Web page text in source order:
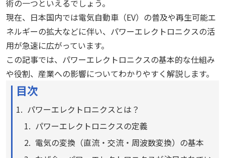
術の一つといえるでしょう。
現在、日本国内では電気自動車（EV）の普及や再生可能エ
ネルギーの拡大などに伴い、パワーエレクトロニクスの活
用が急速に広がっています。
この記事では、パワーエレクトロニクスの基本的な仕組み
や役割、産業への影響についてわかりやすく解説します。
目次
パワーエレクトロニクスとは？
パワーエレクトロニクスの定義
電気の変換（直流・交流・周波数変換）の基本